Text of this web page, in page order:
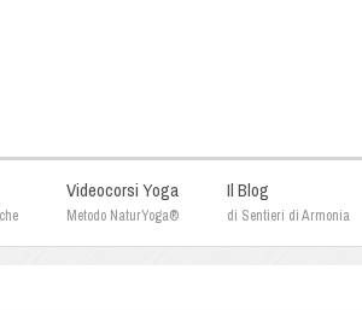
Videocorsi Yoga
Metodo NaturYoga®
Il Blog
di Sentieri di Armonia